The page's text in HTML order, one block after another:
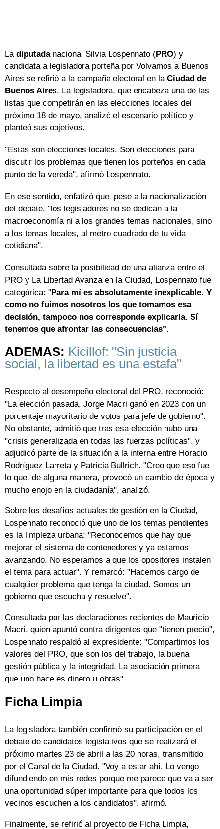
Ladiputada nacional Silvia Lospennato (PRO) y
candidata a legisladora porteña por Volvamos a Buenos
Aires se refirió a la campaña electoral en la Ciudad de
Buenos Aires. La legisladora, que encabeza una de las
listas que competirán en las elecciones locales del
próximo 18 de mayo, analizó el escenario político y
planteó sus objetivos.
"Estas son elecciones locales. Son elecciones para
discutir los problemas que tienen los porteños en cada
punto de la vereda", afirmó Lospennato.
En ese sentido, enfatizó que, pese a la nacionalización
del debate, "los legisladores no se dedican a la
macroeconomía ni a los grandes temas nacionales, sino
a los temas locales, al metro cuadrado de tu vida
cotidiana".
Consultada sobre la posibilidad de una alianza entre el
PRO y La Libertad Avanza en la Ciudad, Lospennato fue
categórica: "Para mí es absolutamente inexplicable. Y
como no fuimos nosotros los que tomamos esa
decisión, tampoco nos corresponde explicarla. Sí
tenemos que afrontar las consecuencias".
ADEMAS: Kicillof: "Sin justicia
social, la libertad es una estafa"
Respecto al desempeño electoral del PRO, reconoció:
"La elección pasada, Jorge Macri ganó en 2023 con un
porcentaje mayoritario de votos para jefe de gobierno".
No obstante, admitió que tras esa elección hubo una
"crisis generalizada en todas las fuerzas políticas", y
adjudicó parte de la situación a la interna entre Horacio
Rodríguez Larreta y Patricia Bullrich. "Creo que eso fue
lo que, de alguna manera, provocó un cambio de época y
mucho enojo en la ciudadanía", analizó.
Sobre los desafíos actuales de gestión en la Ciudad,
Lospennato reconoció que uno de los temas pendientes
es la limpieza urbana: "Reconocemos que hay que
mejorar el sistema de contenedores y ya estamos
avanzando. No esperamos a que los opositores instalen
el tema para actuar". Y remarcó: "Hacemos cargo de
cualquier problema que tenga la ciudad. Somos un
gobierno que escucha y resuelve".
Consultada por las declaraciones recientes de Mauricio
Macri, quien apuntó contra dirigentes que "tienen precio",
Lospennato respaldó al expresidente: "Compartimos los
valores del PRO, que son los del trabajo, la buena
gestión pública y la integridad. La asociación primera
que uno hace es dinero u obras".
Ficha Limpia
La legisladora también confirmó su participación en el
debate de candidatos legislativos que se realizará el
próximo martes 23 de abril a las 20 horas, transmitido
por el Canal de la Ciudad. "Voy a estar ahí. Lo vengo
difundiendo en mis redes porque me parece que va a ser
una oportunidad súper importante para que todos los
vecinos escuchen a los candidatos", afirmó.
Finalmente, se refirió al proyecto de Ficha Limpia,